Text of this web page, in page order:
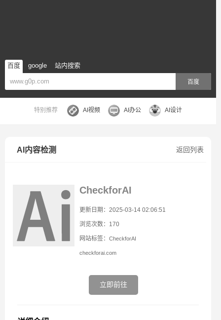
百度 google 站内搜索
百度
特别推荐 AI视频 AI办公 AI设计
返回列表
AI内容检测
CheckforAI
更新日期：2025-03-14 02:06:51
浏览次数：170
网站标签：CheckforAI
checkforai.com
立即前往